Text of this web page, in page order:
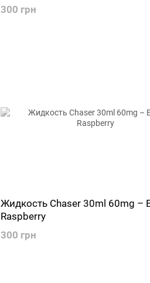
300 грн
Жидкость Chaser 30ml 60mg –
Raspberry
300 грн